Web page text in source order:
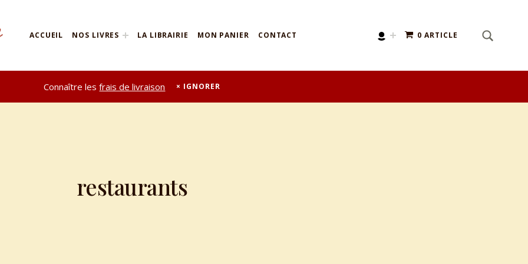
ACCUEIL NOS LIVRES LA LIBRAIRIE MON PANIER CONTACT 0 ARTICLE Search for:
Connaître lesfrais de livraison IGNORER
restaurants